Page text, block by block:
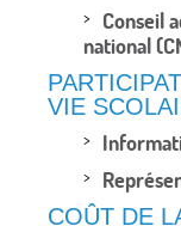
Conseil
national
VIE
COÛT DE